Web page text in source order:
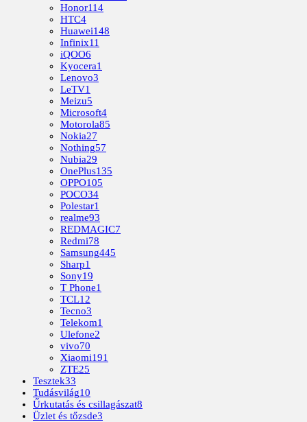
Honor114
HTC4
Huawei148
Infinix11
iQOO6
Kyocera1
Lenovo3
LeTV1
Meizu5
Microsoft4
Motorola85
Nokia27
Nothing57
Nubia29
OnePlus135
OPPO105
POCO34
Polestar1
realme93
REDMAGIC7
Redmi78
Samsung445
Sharp1
Sony19
T Phone1
TCL12
Tecno3
Telekom1
Ulefone2
vivo70
Xiaomi191
ZTE25
Tesztek33
Tudásvilág10
Űrkutatás és csillagászat8
Üzlet és tőzsde3